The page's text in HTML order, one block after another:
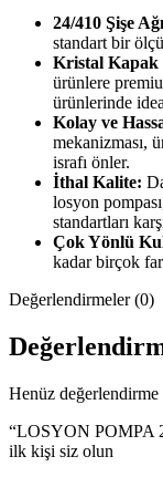
24/410 Şişe
standart bir
Kristal Kapak
ürünlere
ürünlerinde
Kolay ve
mekanizması,
israfı önler.
İthal Kalite:
losyon
standartları
Çok Yönlü
kadar birçok
Değerlendirmeler (0)
Henüz değerlendirme
“LOSYON POMPA
ilk kişi siz olun